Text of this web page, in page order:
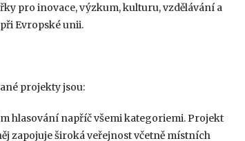
pro inovace, výzkum, kulturu, vzdělávání a
Evropské unii.
projekty jsou:
hlasování napříč všemi kategoriemi. Projekt
zapojuje široká veřejnost včetně místních